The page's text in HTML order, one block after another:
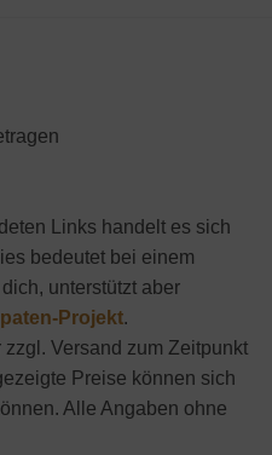
Links handelt es sich
bedeutet bei einem
unterstützt aber
Projekt.
Versand zum Zeitpunkt
Preise können sich
Alle Angaben ohne